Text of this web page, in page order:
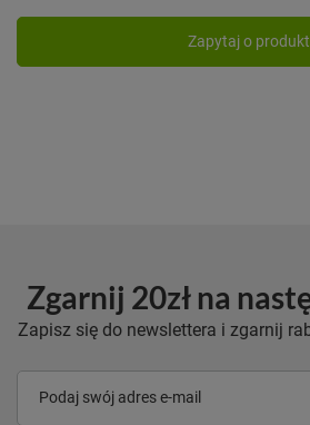
Zapytaj o produkt
Zgarnij 20zł na
Zapisz się do newslettera i zgarnij
Podaj swój adres e-mail